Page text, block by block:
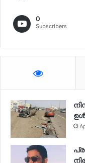
0
Subscribers